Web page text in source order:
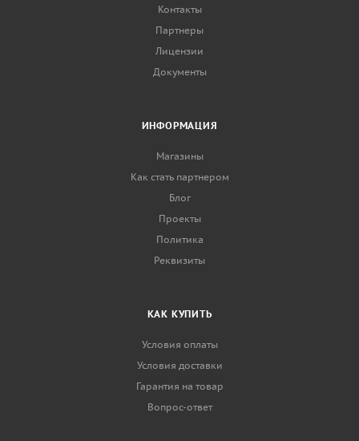
Контакты
Партнеры
Лицензии
Документы
ИНФОРМАЦИЯ
Магазины
Как стать партнером
Блог
Проекты
Политика
Реквизиты
КАК КУПИТЬ
Условия оплаты
Условия доставки
Гарантия на товар
Вопрос-ответ